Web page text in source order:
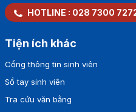
HOTLINE : 028 7300
Tiện ích khác
Cổng thông tin sinh viên
Sổ tay sinh viên
Tra cứu văn bằng